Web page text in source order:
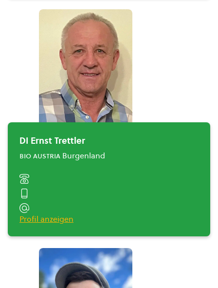
DI Ernst Trettler
bio austria Burgenland
Profil anzeigen